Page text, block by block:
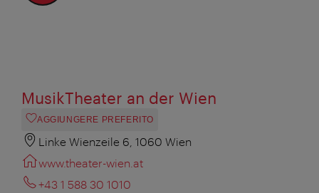
MusikTheater an der Wien
AGGIUNGERE PREFERITO
Linke Wienzeile 6, 1060 Wien
www.theater-wien.at
+43 1 588 30 1010